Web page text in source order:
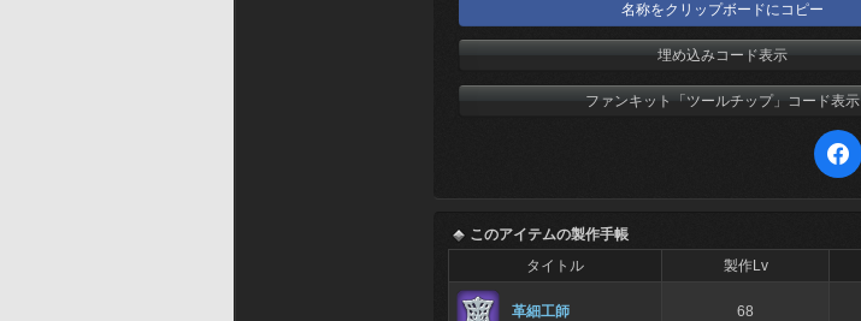
名称をクリップボードにコピー
埋め込みコード表示
ファンキット「ツールチップ」コード表示
このアイテムの製作手帳
タイトル
製作Lv
革細工師 68